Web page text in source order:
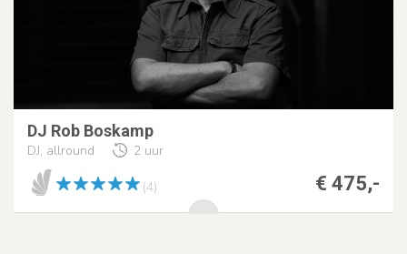
DJ Rob Boskamp
DJ, allround 2 uur
€ 475,-
(4)